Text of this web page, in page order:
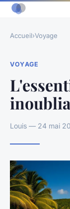
Accueil›Voyage
VOYAGE
Louis — 24 mai